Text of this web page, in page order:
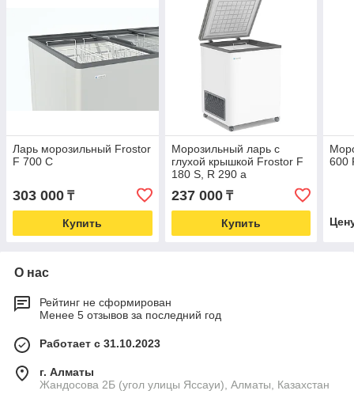
Ларь морозильный Frostor
F 700 C
303 000 ₸
Купить
Морозильный ларь с
глухой крышкой Frostor F
180 S, R 290 a
237 000₸
Купить
600
О нас
Рейтинг не сформирован
Менее 5 отзывов за последний год
Работает с 31.10.2023
г. Алматы
Жандосова 2Б (угол улицы Яссауи), Алматы, Казахстан